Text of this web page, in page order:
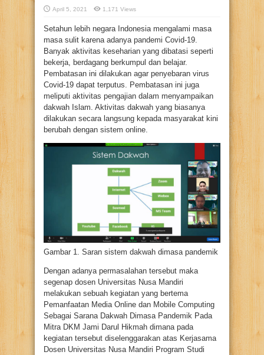
April 5, 2021 1,171 Views
Setahun lebih negara Indonesia mengalami masa
masa sulit karena adanya pandemi Covid-19.
Banyak aktivitas keseharian yang dibatasi seperti
bekerja, berdagang berkumpul dan belajar.
Pembatasan ini dilakukan agar penyebaran virus
Covid-19 dapat terputus. Pembatasan ini juga
meliputi aktivitas pengajian dalam menyampaikan
dakwah Islam. Aktivitas dakwah yang biasanya
dilakukan secara langsung kepada masyarakat kini
berubah dengan sistem online.
Gambar 1. Saran sistem dakwah dimasa pandemik
Dengan adanya permasalahan tersebut maka
segenap dosen Universitas Nusa Mandiri
melakukan sebuah kegiatan yang bertema
Pemanfaatan Media Online dan Mobile Computing
Sebagai Sarana Dakwah Dimasa Pandemik Pada
Mitra DKM Jami Darul Hikmah dimana pada
kegiatan tersebut diselenggarakan atas Kerjasama
Dosen Universitas Nusa Mandiri Program Studi